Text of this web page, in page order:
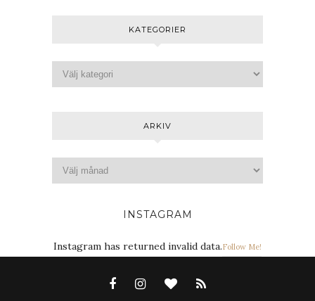
KATEGORIER
ARKIV
INSTAGRAM
Instagram has returned invalid data.Follow Me!